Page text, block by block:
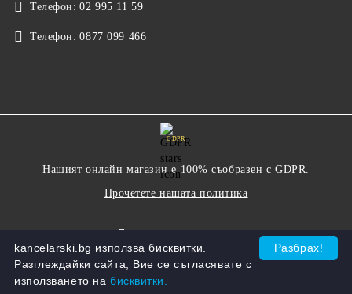
Телефон: 02 995 11 59
Телефон: 0877 099 466
GDPR
Нашият онлайн магазин е 100% съобразен с GDPR.
Прочетете нашата политика
Онлайн магазин от SELITON
Разбрах!
kancelarski.bg използва бисквитки.
Разглеждайки сайта, Вие се съгласявате с
използването на бисквитки.